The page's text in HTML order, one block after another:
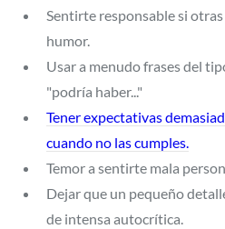
Sentirte responsable si
humor.
Usar a menudo frases del
"podría haber..."
Tener expectativas
cuando no las cumples.
Temor a sentirte mala
Dejar que un pequeño
de intensa autocrítica.